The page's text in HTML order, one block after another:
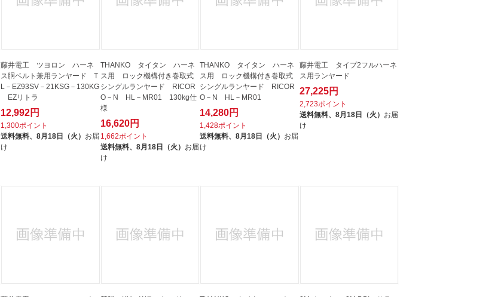
藤井電工 ツヨロン ハーネ
ス胴ベルト兼用ランヤード T
L－EZ93SV－21KSG－130KG
EZリトラ
12,992円
1,300ポイント
送料無料、8月18日（火） お届
け
THANKO タイタン ハーネ
ス用 ロック機構付き巻取式
シングルランヤード RICOR
O－N HL－MR01 130kg仕
様
16,620円
1,662ポイント
送料無料、 8月18日（火） お届
け
THANKO タイタン ハーネ
ス用 ロック機構付き巻取式
シングルランヤード RICOR
O－N HL－MR01
14,280円
1,428ポイント
送料無料、8月18日（火） お届
け
藤井電工 タイプ2フルハーネ
ス用ランヤード
27,225円
2,723ポイント
送料無料、 8月18日（火） お届
け